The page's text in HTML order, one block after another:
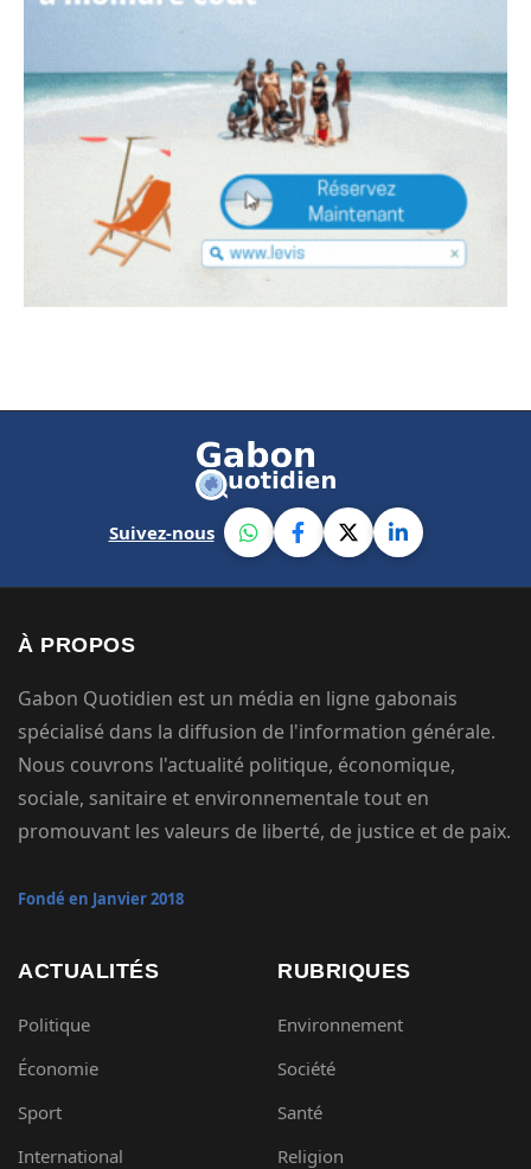
Suivez-nous
À PROPOS
Gabon Quotidien est un média en ligne gabonais
spécialisé dans la diffusion de l'information générale.
Nous couvrons l'actualité politique, économique,
sociale, sanitaire et environnementale tout en
promouvant les valeurs de liberté, de justice et de paix.
Fondé en Janvier 2018
ACTUALITÉS
Politique
Économie
Sport
International
RUBRIQUES
Environnement
Société
Santé
Religion